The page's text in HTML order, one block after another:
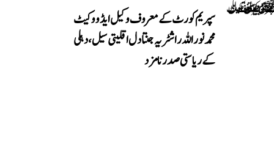
سپریم کورٹ کے معروف وکیل ایڈووکیٹ
محمد نور اللہ راشٹریہ جنتا دل اقلیتی سیل، دہلی
کے ریاستی صدر نامزد